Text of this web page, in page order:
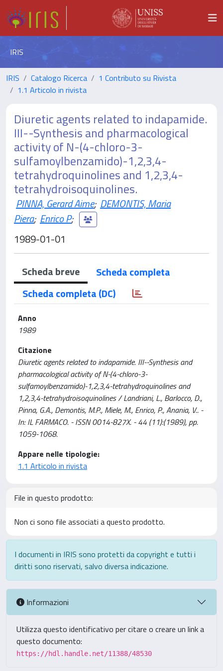
IRIS
IRIS Catalogo Ricerca
1 Contributo su Rivista
1.1 Articolo in rivista
Diuretic agents related to indapamide.
III--Synthesis and pharmacological
activity of N-(4-chloro-3-
sulfamoylbenzamido)-1,2,3,4-
tetrahydroquinolines and 1,2,3,4-
tetrahydroisoquinolines.
PINNA, Gerard Aime; DEMONTIS, Maria
Piera; Enrico P;
1989-01-01
Scheda breve
Scheda completa
Scheda completa (DC)
Anno
1989
Citazione
Diuretic agents related to indapamide. III--Synthesis and
pharmacological activity of N-(4-chloro-3-
sulfamoylbenzamido)-1,2,3,4-tetrahydroquinolines and
1,2,3,4-tetrahydroisoquinolines / Landriani, L., Barlocco, D.,
Pinna, G.A., Demontis, M.P., Miele, M., Enrico, P., Anania, V.. -
In: IL FARMACO. - ISSN 0014-827X. - 44 (11):(1989), pp.
1059-1068.
Appare nelle tipologie:
1.1 Articolo in rivista
File in questo prodotto:
Non ci sono file associati a questo prodotto.
I documenti in IRIS sono protetti da copyright e tutti i
diritti sono riservati, salvo diversa indicazione.
Informazioni
Utilizza questo identificativo per citare o creare un link a
questo documento:
https://hdl.handle.net/11388/48530